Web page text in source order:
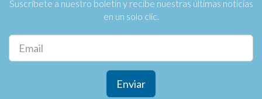
Suscríbete a nuestro boletín y recibe nuestras últimas noticias
en un solo clic.
Enviar